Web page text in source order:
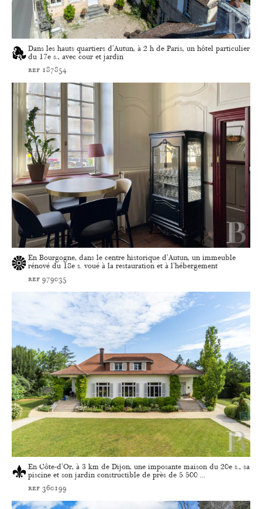
Dans les hauts quartiers d'Autun, à 2 h de Paris, un hôtel particulier
du 17e s., avec cour et jardin
ref 187854
En Bourgogne, dans le centre historique d'Autun, un immeuble
rénové du 18e s. voué à la restauration et à l'hébergement
ref 979035
En Côte-d'Or, à 3 km de Dijon, une imposante maison du 20e s., sa
piscine et son jardin constructible de près de 5 500 ...
ref 360199